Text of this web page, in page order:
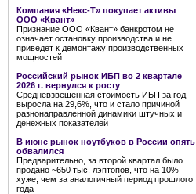
Компания «Некс-Т» покупает активы
ООО «Квант»
Признание ООО «Квант» банкротом не
означает остановку производства и не
приведет к демонтажу производственных
мощностей
Российский рынок ИБП во 2 квартале
2026 г. вернулся к росту
Средневзвешенная стоимость ИБП за год
выросла на 29,6%, что и стало причиной
разнонаправленной динамики штучных и
денежных показателей
В июне рынок ноутбуков в России опять
обвалился
Предварительно, за второй квартал было
продано ~650 тыс. лэптопов, что на 10%
хуже, чем за аналогичный период прошлого
года